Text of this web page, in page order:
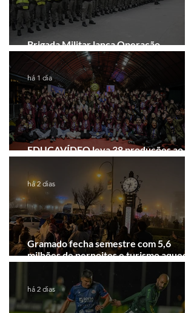
Brigada Militar lança Operação
Convergência na Região das Hortênsias
EDUCAVÍDEO leva 38 produções ao
Festival de Cinema de Gramado
há 1 dia
Gramado fecha semestre com 5,6
milhões de pernoites e turismo
Junho desponta!
há 2 dias
há 2 dias